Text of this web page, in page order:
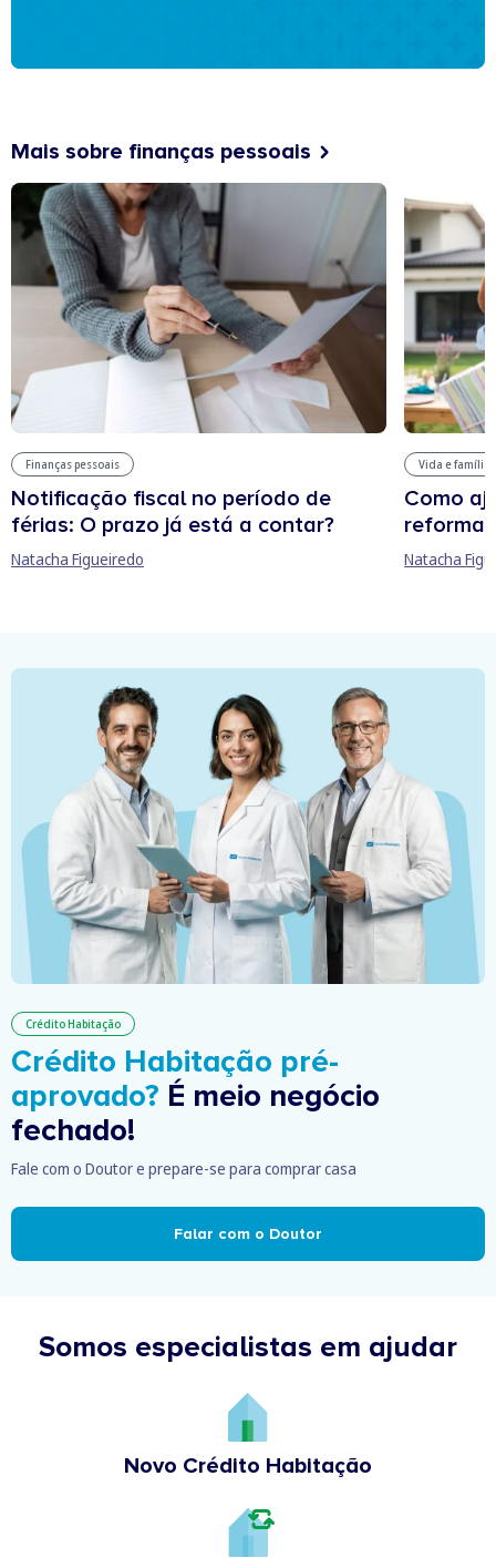
Mais sobre finanças pessoais
Finanças pessoais
Notificação fiscal no período de
férias: O prazo já está a contar?
Natacha Figueiredo
Vida e família
Como
reforma
Natacha
Crédito Habitação
Crédito Habitação pré-
aprovado? É meio negócio
fechado!
Fale com o Doutor e prepare-se para comprar casa
Falar com o Doutor
Somos especialistas em ajudar
Novo Crédito Habitação